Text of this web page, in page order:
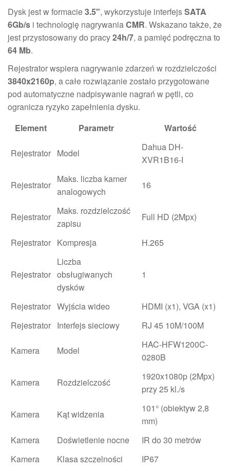
Dysk jest w formacie3.5", wykorzystuje interfejsSATA
6Gb/s i technologię nagrywaniaCMR. Wskazano także, że
jest przystosowany do pracy24h/7, a pamięć podręczna to
64 Mb.
Rejestrator wspiera nagrywanie zdarzeń w rozdzielczości
3840x2160p, a całe rozwiązanie zostało przygotowane
pod automatyczne nadpisywanie nagrań w pętli, co
ogranicza ryzyko zapełnienia dysku.
Element
Parametr Wartość
Rejestrator Model
Dahua DH-
XVR1B16-I
Rejestrator
Maks. liczba kamer
analogowych
16
Rejestrator
Maks. rozdzielczość
zapisu
Full HD (2Mpx)
Rejestrator Kompresja H.265
Rejestrator
Liczba
obsługiwanych
dysków
1
Rejestrator Wyjścia wideo
HDMI (x1), VGA (x1)
Rejestrator Interfejs sieciowy RJ 45 10M/100M
Kamera Model
HAC-HFW1200C-
0280B
Kamera Rozdzielczość
1920x1080p (2Mpx)
przy 25 kl./s
Kamera Kąt widzenia
101° (obiektyw 2,8
mm)
Kamera
Doświetlenie nocne
IR do 30 metrów
Kamera
Klasa szczelności
IP67